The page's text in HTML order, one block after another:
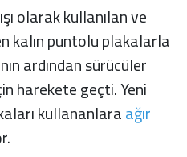
olarak kullanılan ve
kalın puntolu plakalarla
ardından sürücüler
harekete geçti. Yeni
kullananlaraağır